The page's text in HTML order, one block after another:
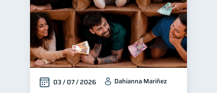
Control de deudas 30
Finanzas familiares 25
Inclusión financiera 22
Bienestar financiero 22
Finanzas para mujeres 20
Seguridad financiera 13
03 / 07 / 2026 Dahianna Mariñez